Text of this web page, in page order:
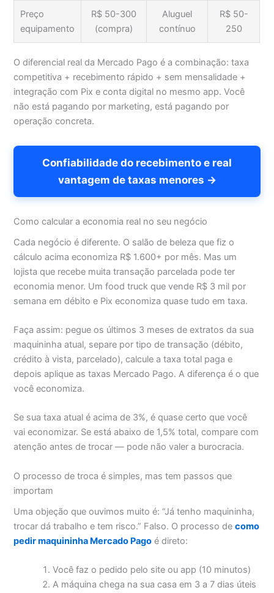
Preço
equipamento
R$ 50-300
(compra)
Aluguel
contínuo
R$ 50-
250
O diferencial real da Mercado Pago é a combinação: taxa
competitiva + recebimento rápido + sem mensalidade +
integração com Pix e conta digital no mesmo app. Você
não está pagando por marketing, está pagando por
operação concreta.
Confiabilidade do recebimento e real
vantagem de taxas menores →
Como calcular a economia real no seu negócio
Cada negócio é diferente. O salão de beleza que fiz o
cálculo acima economiza R$ 1.600+ por mês. Mas um
lojista que recebe muita transação parcelada pode ter
economia menor. Um food truck que vende R$ 3 mil por
semana em débito e Pix economiza quase tudo em taxa.
Faça assim: pegue os últimos 3 meses de extratos da sua
maquininha atual, separe por tipo de transação (débito,
crédito à vista, parcelado), calcule a taxa total paga e
depois aplique as taxas Mercado Pago. A diferença é o que
você economiza.
Se sua taxa atual é acima de 3%, é quase certo que você
vai economizar. Se está abaixo de 1,5% total, compare com
atenção antes de trocar — pode não valer a burocracia.
O processo de troca é simples, mas tem passos que
importam
Uma objeção que ouvimos muito é: “Já tenho maquininha,
trocar dá trabalho e tem risco.” Falso. O processo decomo
pedir maquininha Mercado Pago é direto:
Você faz o pedido pelo site ou app (10 minutos)
A máquina chega na sua casa em 3 a 7 dias úteis